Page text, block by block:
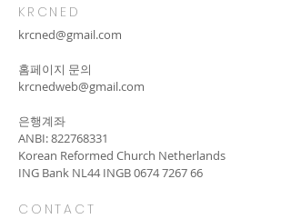
KRCNED
krcned@gmail.com
​홈페이지 문의
krcnedweb@gmail.com
은행계좌
ANBI:822768331
Korean Reformed Church Netherlands
ING Bank NL44 INGB0674 7267 66
CONTACT